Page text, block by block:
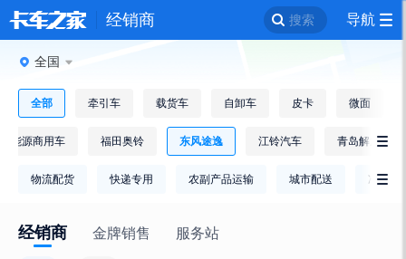
经销商 搜索 导航
全国
全部 牵引车 载货车 自卸车 皮卡 微面
能源商用车 福田奥铃 东风途逸 江铃汽车 青岛解放
物流配货 快递专用 农副产品运输 城市配送 冷链运

经销商 金牌销售 服务站